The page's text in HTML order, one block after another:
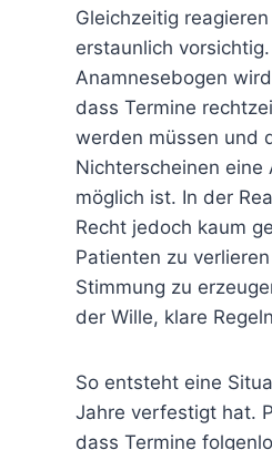
Gleichzeitig
erstaunlich
Anamnesebogen
dass Termine
werden müssen und
Nichterscheinen eine
möglich ist. In der
Recht jedoch kaum
Patienten zu
Stimmung zu
der Wille, klare
So entsteht eine
Jahre verfestigt hat.
dass Termine